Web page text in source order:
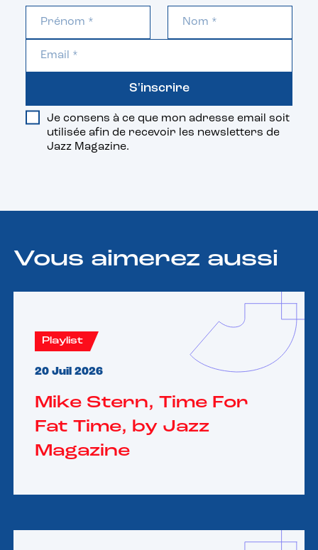
Je consens à ce que mon adresse email soit
utilisée afin de recevoir les newsletters de
Jazz Magazine.
S'inscrire
Vous aimerez aussi
Playlist
20 Juil 2026
Mike Stern, Time For
Fat Time, by Jazz
Magazine